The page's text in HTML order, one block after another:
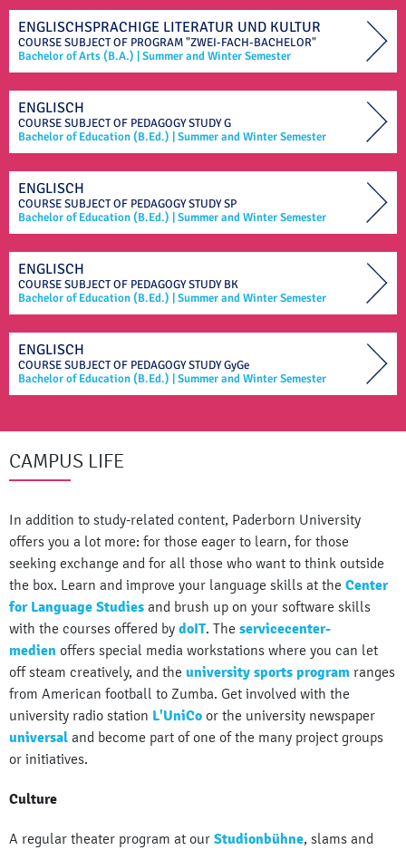
ENGLISCHSPRACHIGE LITERATUR UND KULTUR
COURSE SUBJECT OF PROGRAM "ZWEI-FACH-BACHELOR"
Bachelor of Arts (B.A.)
Summer and Winter Semester
ENGLISCH
COURSE SUBJECT OF PEDAGOGY STUDYG
Bachelor of Education (B.Ed.)
Summer and Winter Semester
ENGLISCH
COURSE SUBJECT OF PEDAGOGY STUDYSP
Bachelor of Education (B.Ed.)
Summer and Winter Semester
ENGLISCH
COURSE SUBJECT OF PEDAGOGY STUDYBK
Bachelor of Education (B.Ed.)
Summer and Winter Semester
ENGLISCH
COURSE SUBJECT OF PEDAGOGY STUDYGyGe
Bachelor of Education (B.Ed.)
Summer and Winter Semester
CAMPUS LIFE
In addition to study-related content, Paderborn University
offers you a lot more: for those eager to learn, for those
seeking exchange and for all those who want to think outside
the box. Learn and improve your language skills at the Center
for Language Studies and brush up on your software skills
with the courses offered by doIT. The servicecenter-
medien offers special media workstations where you can let
off steam creatively, and the university sports program ranges
from American football to Zumba. Get involved with the
university radio station L'UniCo or the university newspaper
universal and become part of one of the many project groups
or initiatives.
Culture
A regular theater program at our Studionbühne, slams and